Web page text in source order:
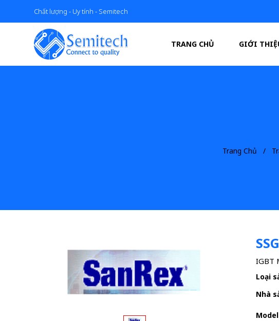
Chất lượng - Uy tính - Semitech
TRANG CHỦ GIỚI
Trang Chủ
IGBT
Loại
Nhà
Model